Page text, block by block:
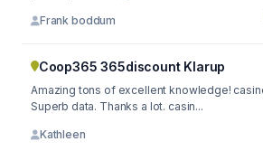
Frank boddum
Coop365 365discount Klarup
Amazing tons of excellent knowledge!
Superb data. Thanks a lot. casin...
Kathleen